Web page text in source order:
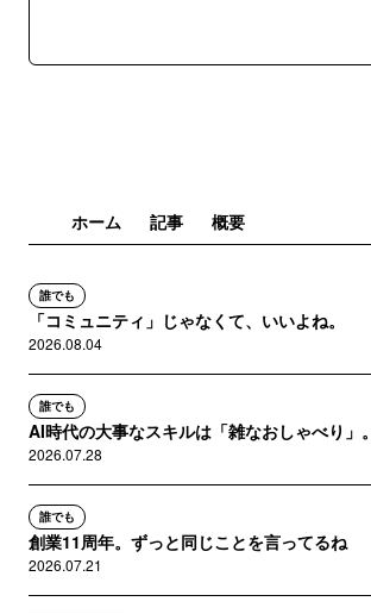
ホーム 記事 概要
誰でも
「コミュニティ」じゃなくて、いいよね。
2026.08.04
誰でも
AI時代の大事なスキルは「雑なおしゃべり」。
2026.07.28
誰でも
創業11周年。ずっと同じことを言ってるね
2026.07.21